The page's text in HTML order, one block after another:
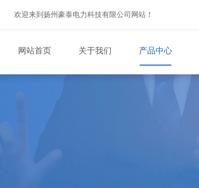
欢迎来到扬州豪泰电力科技有限公司网站！
网站首页 关于我们 产品中心